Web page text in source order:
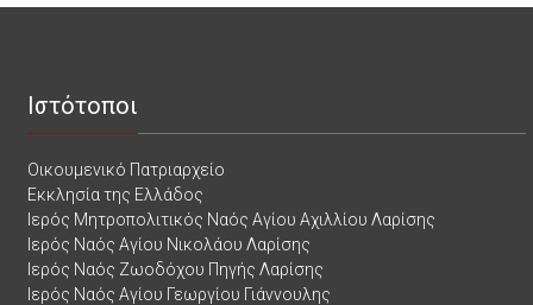
Ιστότοποι
Οικουμενικό Πατριαρχείο
Εκκλησία της Ελλάδος
Ιερός Μητροπολιτικός Ναός Αγίου Αχιλλίου Λαρίσης
Ιερός Ναός Αγίου Νικολάου Λαρίσης
Ιερός Ναός Ζωοδόχου Πηγής Λαρίσης
Ιερός Ναός Αγίου Γεωργίου Γιάννουλης